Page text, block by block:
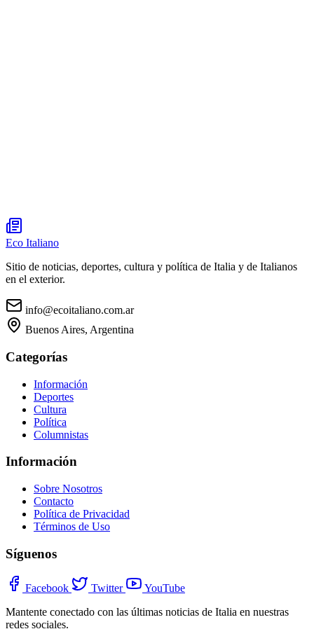
Eco Italiano
Sitio de noticias, deportes, cultura y política de Italia y de Italianos
en el exterior.
info@ecoitaliano.com.ar
Buenos Aires, Argentina
Categorías
Información
Deportes
Cultura
Política
Columnistas
Información
Sobre Nosotros
Contacto
Política de Privacidad
Términos de Uso
Síguenos
Facebook Twitter
YouTube
Mantente conectado con las últimas noticias de Italia en nuestras
redes sociales.